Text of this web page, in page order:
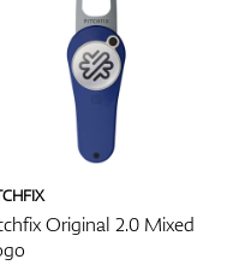
Original 2.0 Mixed